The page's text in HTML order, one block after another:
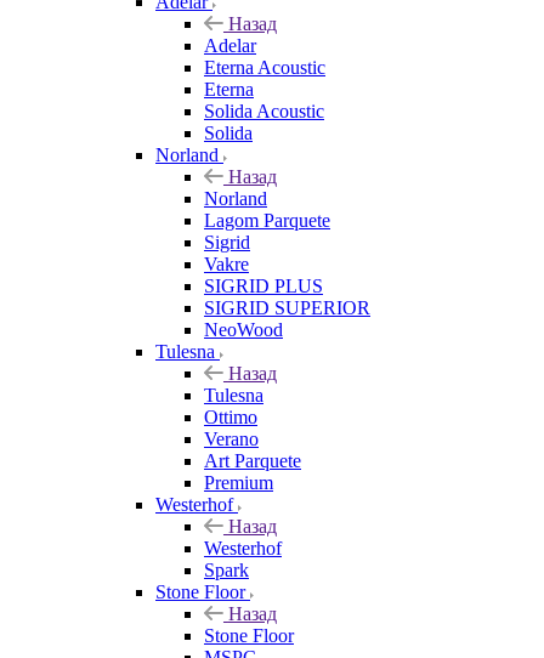
Назад
Adelar
Eterna Acoustic
Eterna
Solida Acoustic
Solida
Norland
Назад
Norland
Lagom Parquete
Sigrid
Vakre
SIGRID PLUS
SIGRID SUPERIOR
NeoWood
Tulesna
Назад
Tulesna
Ottimo
Verano
Art Parquete
Premium
Westerhof
Назад
Westerhof
Spark
Stone Floor
Назад
Stone Floor